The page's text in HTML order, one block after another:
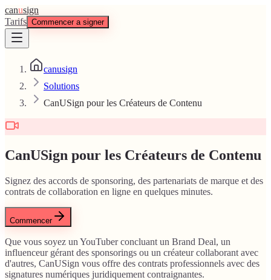
canusign
Tarifs Commencer a signer
canusign
Solutions
CanUSign pour les Créateurs de Contenu
CanUSign pour les Créateurs de Contenu
Signez des accords de sponsoring, des partenariats de marque et des
contrats de collaboration en ligne en quelques minutes.
Commencer
Que vous soyez un YouTuber concluant un Brand Deal, un
influenceur gérant des sponsorings ou un créateur collaborant avec
d'autres, CanUSign vous offre des contrats professionnels avec des
signatures numériques juridiquement contraignantes.